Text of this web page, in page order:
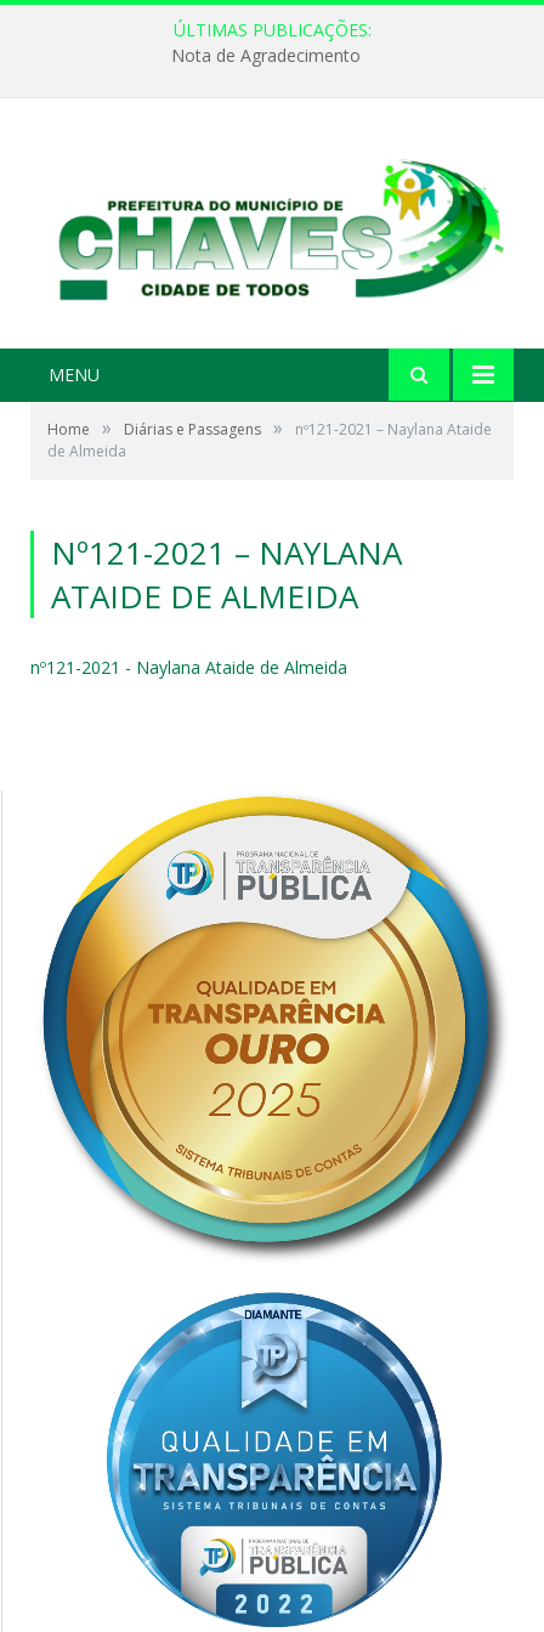
ÚLTIMAS PUBLICAÇÕES:
Nota de Agradecimento
MENU
Home » Diárias e Passagens »
nº121-2021 – Naylana Ataide
de Almeida
Nº121-2021 – NAYLANA
ATAIDE DE ALMEIDA
nº121-2021 - Naylana Ataide de Almeida